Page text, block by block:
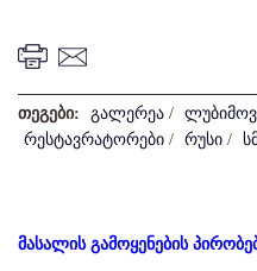
თეგები: გალერეა /
რესტავრატორები / რუსი /
მასალის გამოყენების